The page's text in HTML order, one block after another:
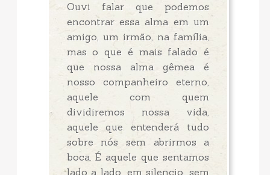
Ouvi falar que podemos
encontrar essa alma em um
amigo, um irmão, na família,
mas o que é mais falado é
que nossa alma gêmea é
nosso companheiro eterno,
aquele com quem
dividiremos nossa vida,
aquele que entenderá tudo
sobre nós sem abrirmos a
boca. É aquele que sentamos
lado a lado, em silencio, sem